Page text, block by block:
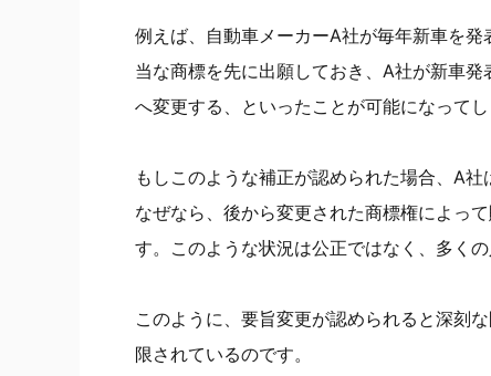
例えば、自動車メーカーA社が毎年新車を
当な商標を先に出願しておき、A社が新車
へ変更する、といったことが可能になってし
もしこのような補正が認められた場合、A
なぜなら、後から変更された商標権によっ
す。このような状況は公正ではなく、多くの
このように、要旨変更が認められると深刻
限されているのです。